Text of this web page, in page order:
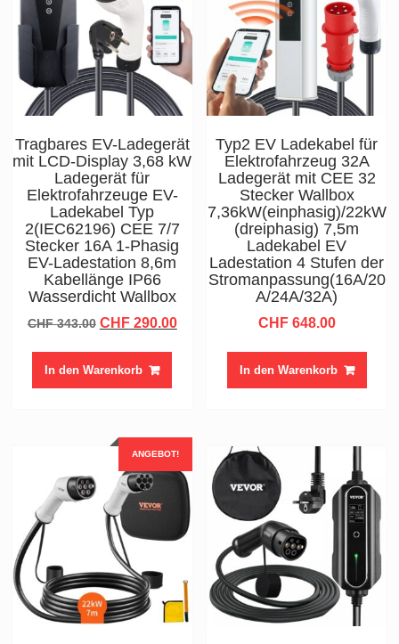
Tragbares EV-Ladegerät
mit LCD-Display 3,68 kW
Ladegerät für
Elektrofahrzeuge EV-
Ladekabel Typ
2(IEC62196) CEE 7/7
Stecker 16A 1-Phasig
EV-Ladestation 8,6m
Kabellänge IP66
Wasserdicht Wallbox
CHF343.00 Ursprünglicher
war:
CHF290.00Aktueller
In den Warenkorb
Typ2 EV Ladekabel für
Elektrofahrzeug 32A
Ladegerät mit CEE 32
Stecker Wallbox
7,36kW(einphasig)/22kW
(dreiphasig) 7,5m
Ladekabel EV
Ladestation 4 Stufen der
Stromanpassung(16A/20
A/24A/32A)
CHF648.00
In den Warenkorb
ANGEBOT!